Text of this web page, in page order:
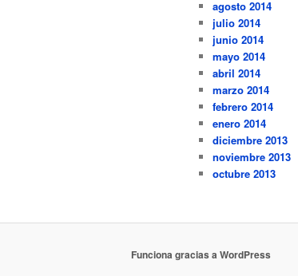
agosto 2014
julio 2014
junio 2014
mayo 2014
abril 2014
marzo 2014
febrero 2014
enero 2014
diciembre 2013
noviembre 2013
octubre 2013
Funciona gracias a WordPress